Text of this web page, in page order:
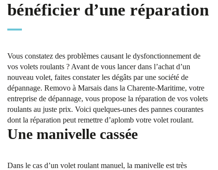
bénéficier d’une réparation
Vous constatez des problèmes causant le dysfonctionnement de
vos volets roulants ? Avant de vous lancer dans l’achat d’un
nouveau volet, faites constater les dégâts par une société de
dépannage. Removo à Marsais dans la Charente-Maritime, votre
entreprise de dépannage, vous propose la réparation de vos volets
roulants au juste prix. Voici quelques-unes des pannes courantes
dont la réparation peut remettre d’aplomb votre volet roulant.
Une manivelle cassée
Dans le cas d’un volet roulant manuel, la manivelle est très